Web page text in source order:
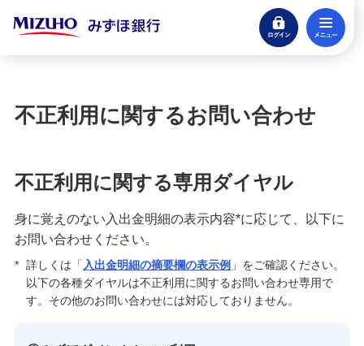
ログイン
閉じる
お客さまサポート
困ったときは・よくあるご質問
ATM
お手続き
紛失・喪失
不正利用に関するお問い合わせ
不正利用に関する専用ダイヤル
身に覚えのない入出金明細の表示内容*に応じて、以下に
お問い合わせください。
* 詳しくは「 入出金明細の摘要欄の表示例 」をご確認ください。
以下の各種ダイヤルは不正利用に関するお問い合わせ専用で
す。その他のお問い合わせには対応しておりません。